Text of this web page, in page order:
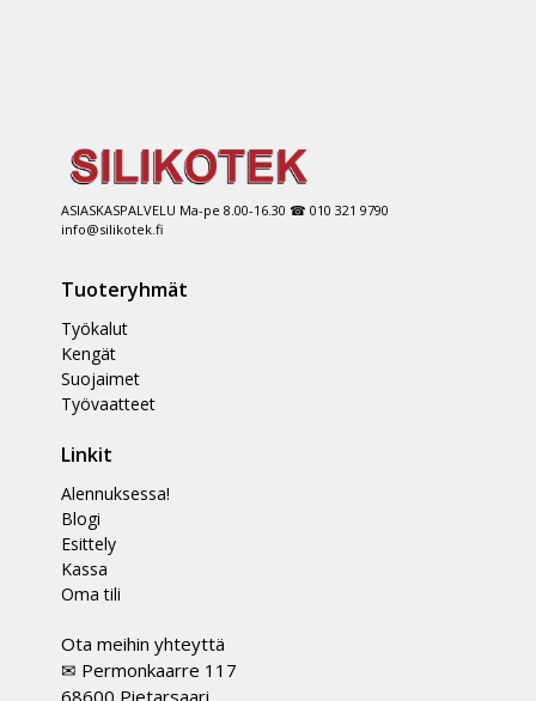
ASIASKASPALVELU Ma-pe 8.00-16.30 ☎ 010 321 9790
info@silikotek.fi
Tuoteryhmät
Työkalut
Kengät
Suojaimet
Työvaatteet
Linkit
Alennuksessa!
Blogi
Esittely
Kassa
Oma tili
Ota meihin yhteyttä
✉ Permonkaarre 117
68600 Pietarsaari